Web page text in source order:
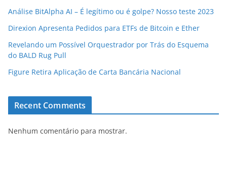
Análise BitAlpha AI – É legítimo ou é golpe? Nosso teste 2023
Direxion Apresenta Pedidos para ETFs de Bitcoin e Ether
Revelando um Possível Orquestrador por Trás do Esquema
do BALD Rug Pull
Figure Retira Aplicação de Carta Bancária Nacional
Recent Comments
Nenhum comentário para mostrar.